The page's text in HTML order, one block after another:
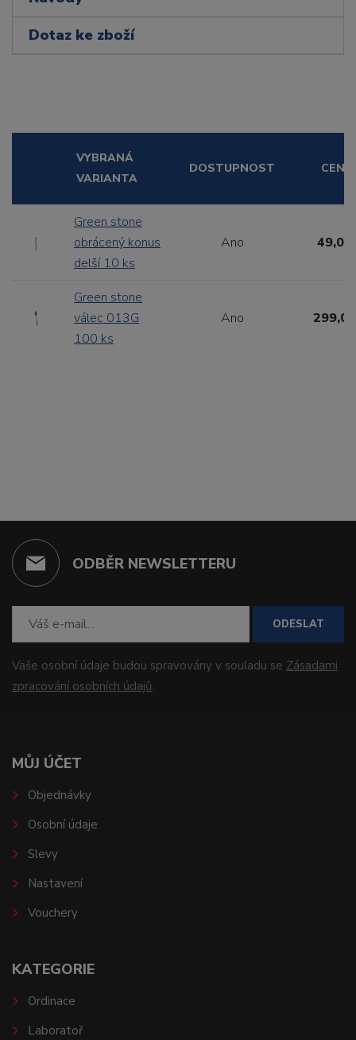
Dotaz ke zboží
VYBRANÁ
VARIANTA
DOSTUPNOST CENA
Green stone
obrácený konus
delší 10 ks
Ano 49,00
Green stone
válec 013G
100 ks
Ano
ODBĚR NEWSLETTERU
ODESLAT
Vaše osobní údaje budou spravovány v souladu se Zásadami
zpracování osobních údajů.
MŮJ ÚČET
Objednávky
Osobní údaje
Slevy
Nastavení
Vouchery
KATEGORIE
Ordinace
Laboratoř